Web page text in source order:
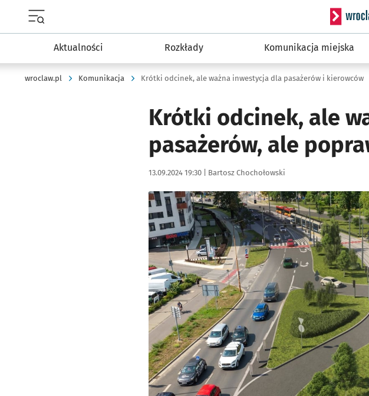
Serwis
Aktualności Rozkłady Komunikacja miejska
wroclaw.pl Komunikacja Krótki odcinek, ale ważna inwestycja dla pasażerów i kierowców
Krótki odcinek, ale
pasażerów, ale
Data publikacji:
13.09.2024 19:30 | Autor:
Bartosz Chochołowski
Kliknij, aby powiększyć